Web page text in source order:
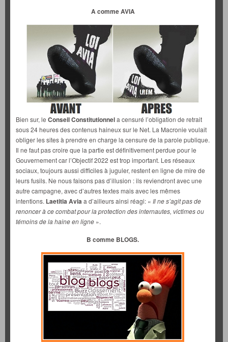
A comme AVIA
Bien sur, le Conseil Constitutionnela censuré l’obligation de retrait
sous 24 heures des contenus haineux sur le Net. La Macronie voulait
obliger les sites à prendre en charge la censure de la parole publique.
Il ne faut pas croire que la partie est définitivement perdue pour le
Gouvernement car l’Objectif 2022 est trop important. Les réseaux
sociaux, toujours aussi difficiles à juguler, restent en ligne de mire de
leurs fusils. Ne nous faisons pas d’illusion : ils reviendront avec une
autre campagne, avec d’autres textes mais avec les mêmes
intentions. Laetitia Aviaa d’ailleurs ainsi réagi: « Il ne s’agit pas de
renoncer à ce combat pour la protection des internautes, victimes ou
témoins de la haine en ligne ».
B comme BLOGS.